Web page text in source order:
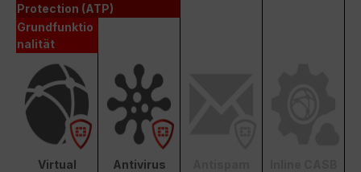
Protection (ATP)
Grundfunktio
nalität
Virtual
Antivirus